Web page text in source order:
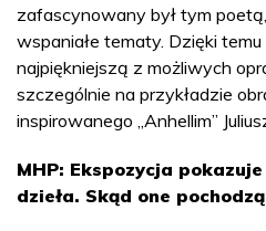
zafascynowany był tym
wspaniałe tematy. Dzięki
najpiękniejszą z możliwych
szczególnie na przykładzie
inspirowanego „Anhellim”
MHP: Ekspozycja
dzieła. Skąd one